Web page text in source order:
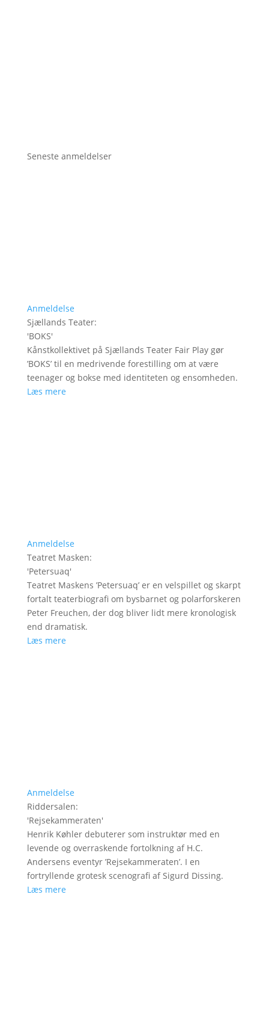
Seneste anmeldelser
Anmeldelse
Sjællands Teater:
'BOKS'
Kånstkollektivet på Sjællands Teater Fair Play gør
’BOKS’ til en medrivende forestilling om at være
teenager og bokse med identiteten og ensomheden.
Læs mere
Anmeldelse
Teatret Masken:
'Petersuaq'
Teatret Maskens ’Petersuaq’ er en velspillet og skarpt
fortalt teaterbiografi om bysbarnet og polarforskeren
Peter Freuchen, der dog bliver lidt mere kronologisk
end dramatisk.
Læs mere
Anmeldelse
Riddersalen:
'Rejsekammeraten'
Henrik Køhler debuterer som instruktør med en
levende og overraskende fortolkning af H.C.
Andersens eventyr ’Rejsekammeraten’. I en
fortryllende grotesk scenografi af Sigurd Dissing.
Læs mere